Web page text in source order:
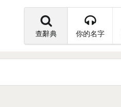
查辭典 你的名字